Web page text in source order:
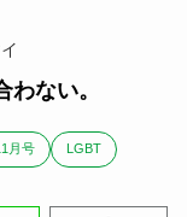
ない。
月号 LGBT